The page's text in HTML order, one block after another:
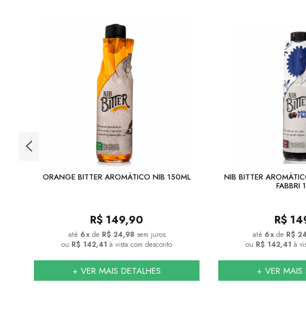
ORANGE BITTER AROMÁTICO NIB 150ML
R$ 149,90
6x de R$ 24,98 sem juros
ou R$ 142,41 à vista com desconto
+ VER MAIS DETALHES
NIB BITTER
FABBRI
R$
6x de R$
ou R$ 142,41 à
+ VER MAIS